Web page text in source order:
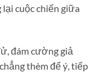
cuộc chiến giữa
đám cường giả
thèm để ý, tiếp